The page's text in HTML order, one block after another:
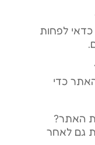
לפחות
כדי
האתר?
גם לאחר